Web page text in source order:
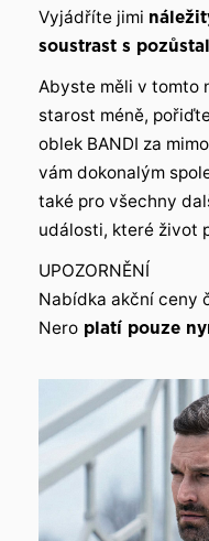
Vyjádříte jimi
soustrast s
Abyste měli v tomto
starost méně,
oblek BANDI za
vám dokonalým
také pro všechny
události, které život
UPOZORNĚNÍ
Nabídka akční ceny
Nero platí pouze